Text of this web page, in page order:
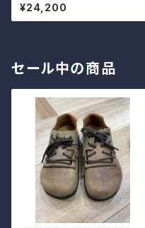
パンツ
¥24,200
セール中の商品